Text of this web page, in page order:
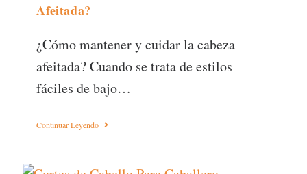
Afeitada?
¿Cómo mantener y cuidar la cabeza
afeitada? Cuando se trata de estilos
fáciles de bajo…
Continuar Leyendo